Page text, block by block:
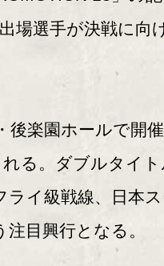
場選手が決戦に向
後楽園ホールで開
る。ダブルタイ
ライ級戦線、日本
目興行となる。